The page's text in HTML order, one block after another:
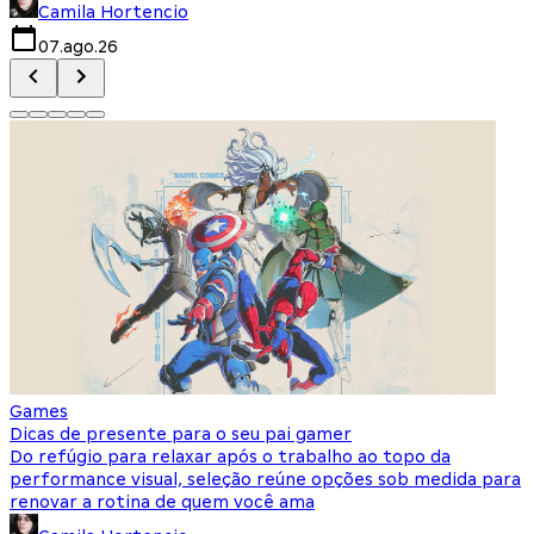
Camila Hortencio
07.ago.26
Games
Dicas de presente para o seu pai gamer
Do refúgio para relaxar após o trabalho ao topo da
performance visual, seleção reúne opções sob medida para
renovar a rotina de quem você ama